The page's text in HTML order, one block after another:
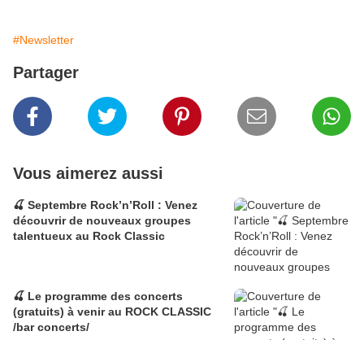
#Newsletter
Partager
Vous aimerez aussi
🍒 Septembre Rock’n’Roll : Venez
découvrir de nouveaux groupes
talentueux au Rock Classic
🍒 Le programme des concerts
(gratuits) à venir au ROCK CLASSIC
/bar concerts/